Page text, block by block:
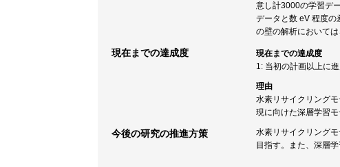
意し計3000の学習デ
データと数 eV 程度
の壁の解析において
現在までの達成度
現在までの達成度
1: 当初の計画以上に
理由
水素リサイクリング
現に向けた深層学習モ
今後の研究の推進方策
水素リサイクリング
目指す。また、深層